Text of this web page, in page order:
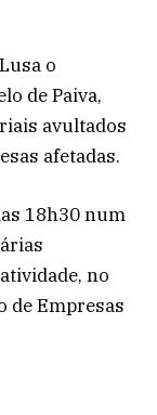
o
de Paiva,
avultados
afetadas.
18h30 num
no
de Empresas